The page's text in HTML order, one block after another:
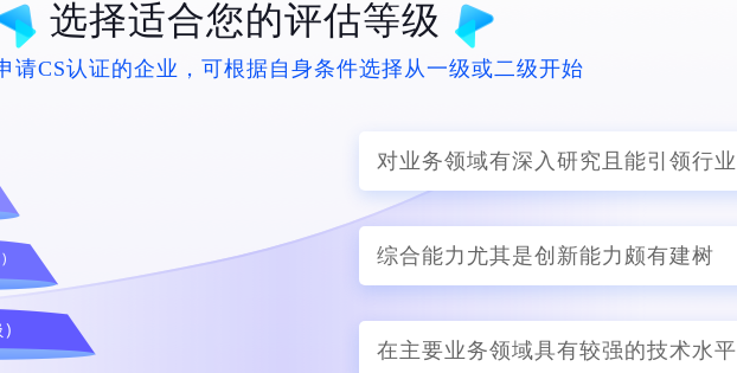
选择适合您的评估等级
请CS认证的企业，可根据自身条件选择从一级或二级开始
对业务领域有深入研究且能引领行业
综合能力尤其是创新能力颇有建树
在主要业务领域具有较强的技术水平